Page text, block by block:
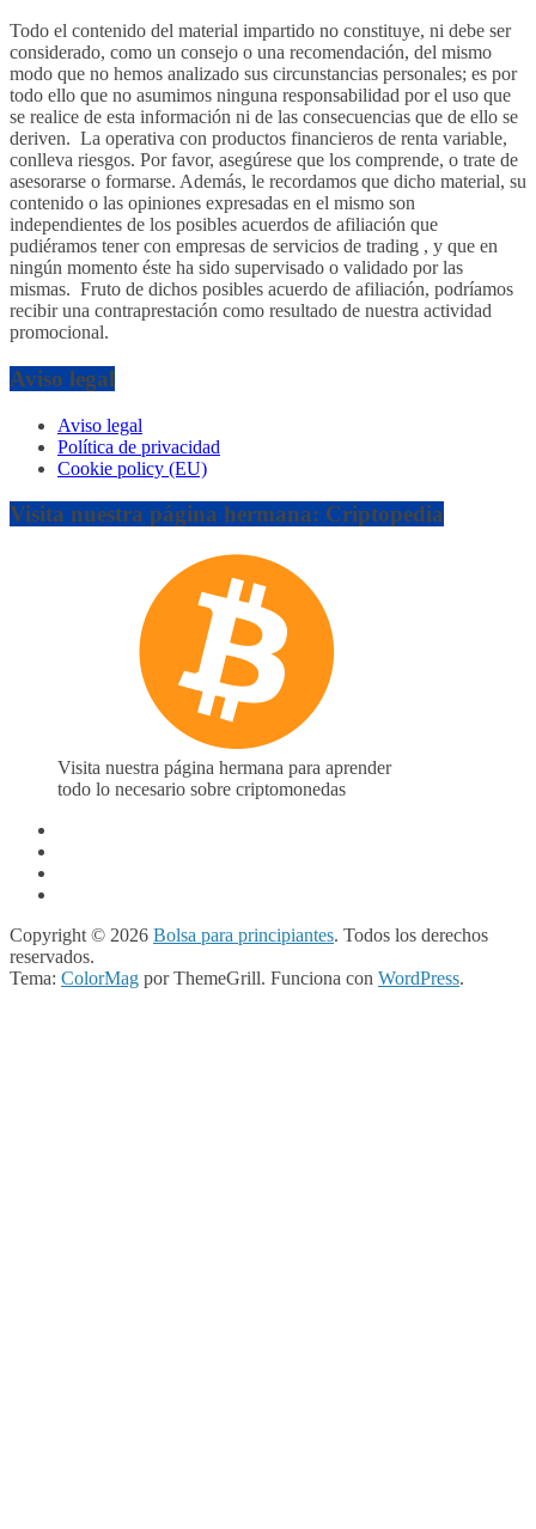
Todo el contenido del material impartido no constituye, ni debe ser
considerado, como un consejo o una recomendación, del mismo
modo que no hemos analizado sus circunstancias personales; es por
todo ello que no asumimos ninguna responsabilidad por el uso que
se realice de esta información ni de las consecuencias que de ello se
deriven. La operativa con productos financieros de renta variable,
conlleva riesgos. Por favor, asegúrese que los comprende, o trate de
asesorarse o formarse. Además, le recordamos que dicho material, su
contenido o las opiniones expresadas en el mismo son
independientes de los posibles acuerdos de afiliación que
pudiéramos tener con empresas de servicios de trading , y que en
ningún momento éste ha sido supervisado o validado por las
mismas. Fruto de dichos posibles acuerdo de afiliación, podríamos
recibir una contraprestación como resultado de nuestra actividad
promocional.
Aviso legal
Aviso legal
Política de privacidad
Cookie policy (EU)
Visita nuestra página hermana: Criptopedia
Visita nuestra página hermana para aprender
todo lo necesario sobre criptomonedas
Copyright © 2026 Bolsa para principiantes. Todos los derechos
reservados.
Tema: ColorMag por ThemeGrill. Funciona con WordPress.